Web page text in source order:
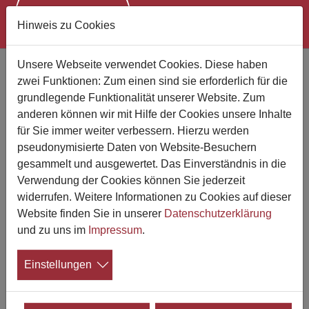
Bestattungsunternehmen finden
Suchen Sie jemand bestimmten?
Wo suchen Sie?
Suchen
Hinweis zu Cookies
Unsere Webseite verwendet Cookies. Diese haben
zwei Funktionen: Zum einen sind sie erforderlich für die
grundlegende Funktionalität unserer Website. Zum
anderen können wir mit Hilfe der Cookies unsere Inhalte
für Sie immer weiter verbessern. Hierzu werden
pseudonymisierte Daten von Website-Besuchern
gesammelt und ausgewertet. Das Einverständnis in die
Verwendung der Cookies können Sie jederzeit
widerrufen. Weitere Informationen zu Cookies auf dieser
Website finden Sie in unserer Datenschutzerklärung
und zu uns im Impressum.
Einstellungen